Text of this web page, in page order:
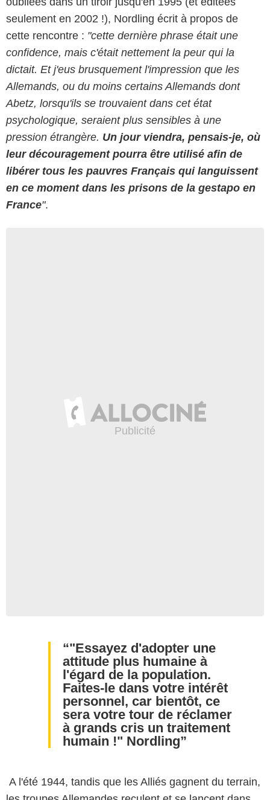
seulement en 2002 !), Nordling écrit à propos de
cette rencontre : "cette dernière phrase était une
confidence, mais c'était nettement la peur qui la
dictait. Et j'eus brusquement l'impression que les
Allemands, ou du moins certains Allemands dont
Abetz, lorsqu'ils se trouvaient dans cet état
psychologique, seraient plus sensibles à une
pression étrangère. Un jour viendra, pensais-je, où
leur découragement pourra être utilisé afin de
libérer tous les pauvres Français qui languissent
en ce moment dans les prisons de la gestapo en
France".
"Essayez d'adopter une
attitude plus humaine à
l'égard de la population.
Faites-le dans votre intérêt
personnel, car bientôt, ce
sera votre tour de réclamer
à grands cris un traitement
humain !" Nordling
A l'été 1944, tandis que les Alliés gagnent du terrain,